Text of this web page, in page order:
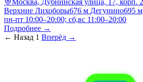
Верхние Лихоборы676 м Дегунино695 м
пн-пт 10:00–20:00; сб,вс 11:00–20:00
Подробнее →
← Назад 1 Вперёд →